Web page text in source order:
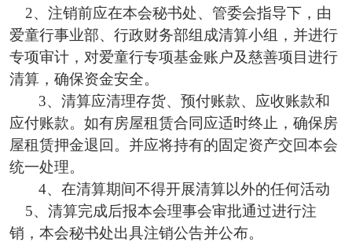
2、 注销前应在本会秘书处、管委会指导下，由
爱童行事业部、行政财务部组成清算小组，并进行
专项审计， 对爱童行专项基金账户及慈善项目进行
清算，确保资金安全。
3、清算应清理存货、预付账款、应收账款和
应付账款。如有房屋租赁合同应适时终止，确保房
屋租赁押金退回。并应将持有的固定资产交回本会
统一处理。
4、在清算期间不得开展清算以外的任何活动
5、 清算完成后报本会理事会审批通过进行注
销 ， 本会秘书处出具注销公告并公布。